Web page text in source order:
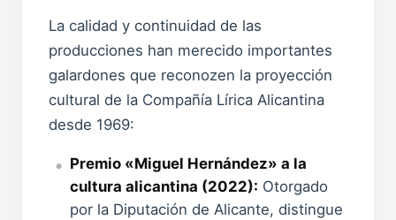
La calidad y continuidad de las
producciones han merecido importantes
galardones que reconozen la proyección
cultural de la Compañía Lírica Alicantina
desde 1969:
Premio «Miguel Hernández» a la
cultura alicantina (2022): Otorgado
por la Diputación de Alicante, distingue